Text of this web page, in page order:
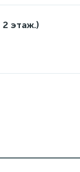
этаж.)